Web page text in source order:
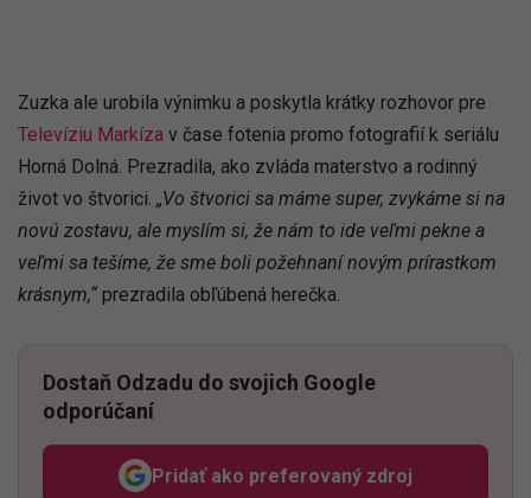
Zuzka ale urobila výnimku a poskytla krátky rozhovor pre
Televíziu Markíza v čase fotenia promo fotografií k seriálu
Horná Dolná. Prezradila, ako zvláda materstvo a rodinný
život vo štvorici. „Vo štvorici sa máme super, zvykáme si na
novú zostavu, ale myslím si, že nám to ide veľmi pekne a
veľmi sa tešíme, že sme boli požehnaní novým prírastkom
krásnym,“ prezradila obľúbená herečka.
Dostaň Odzadu do svojich Google
odporúčaní
Pridať ako preferovaný zdroj
Odzadu, odkaz sa otvorí v